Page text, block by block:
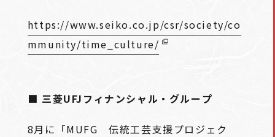
https://www.seiko.co.jp/csr/society/co
mmunity/time_culture/
■ 三菱UFJフィナンシャル・グループ
8月に「MUFG 伝統工芸支援プロジェク